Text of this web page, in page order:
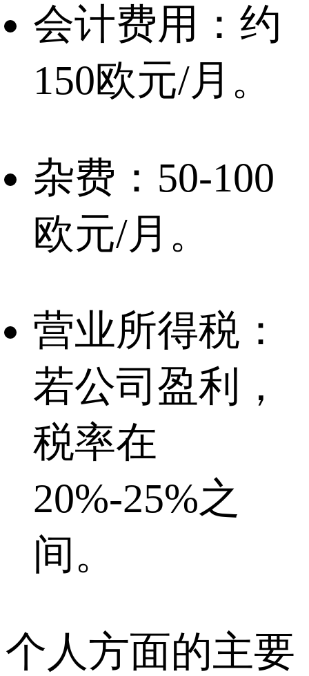
会计费用：约
150欧元/月。
杂费：50-100
欧元/月。
营业所得税：
若公司盈利，
税率在
20%-25%之
间。
个人方面的主要